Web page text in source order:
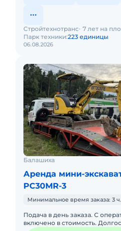
06.08.2026
Стройтехнотранс 7 лет на
Парк техники:223 единицы
Балашиха
Аренда мини-
PC30MR-3
Минимальное время заказа: 3 ч.
Подача в день заказа. С
включено в стоимость.